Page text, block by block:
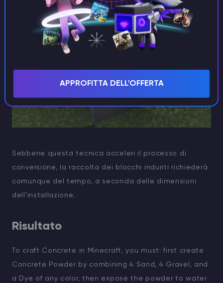
Sebbene questa tecnica acceleri il processo di
conversione, la raccolta dei blocchi induriti richiederà
comunque del tempo, a seconda delle dimensioni
dell'installazione.
Risultato
To craft Concrete in Minecraft, you must: first create
Concrete Powder by combining 4 Sand, 4 Gravel, and
a Dye of any color, then expose the powder to water
APPROFITTA DELL'OFFERTA